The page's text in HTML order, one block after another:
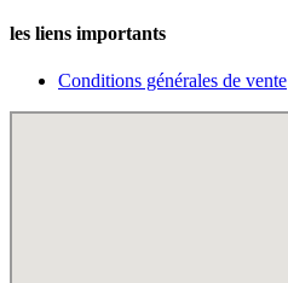
les liens importants
Conditions générales de vente